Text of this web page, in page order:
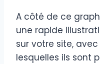
A côté de ce
une rapide
sur votre site, avec
lesquelles ils sont